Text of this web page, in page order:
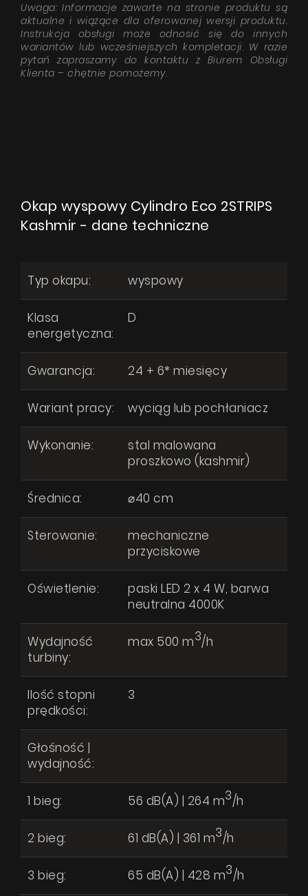
Uwaga: Informacje zawarte na stronie produktu są
aktualne i wiążące dla oferowanej wersji produktu.
Instrukcja obsługi może odnosić się do innych
wariantów lub wcześniejszych kompletacji. W razie
pytań zapraszamy do kontaktu z Biurem Obsługi
Klienta – chętnie pomożemy.
Okap wyspowy Cylindro Eco 2STRIPS
Kashmir - dane techniczne
Typ okapu: wyspowy
Klasa
energetyczna:
D
Gwarancja: 24 + 6* miesięcy
Wariant pracy: wyciąg lub pochłaniacz
Wykonanie:
stal malowana
proszkowo (kashmir)
Średnica: ⌀40 cm
Sterowanie:
mechaniczne
przyciskowe
Oświetlenie:
paski LED 2 x 4 W, barwa
neutralna 4000K
Wydajność
turbiny:
max 500 m3/h
Ilość stopni
prędkości:
3
Głośność |
wydajność:
1 bieg: 56 dB(A) | 264 m3/h
2 bieg: 61 dB(A) | 361 m3/h
3 bieg: 65 dB(A) | 428 m3/h